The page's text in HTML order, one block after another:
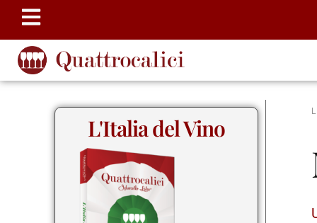
L'Italia del Vino